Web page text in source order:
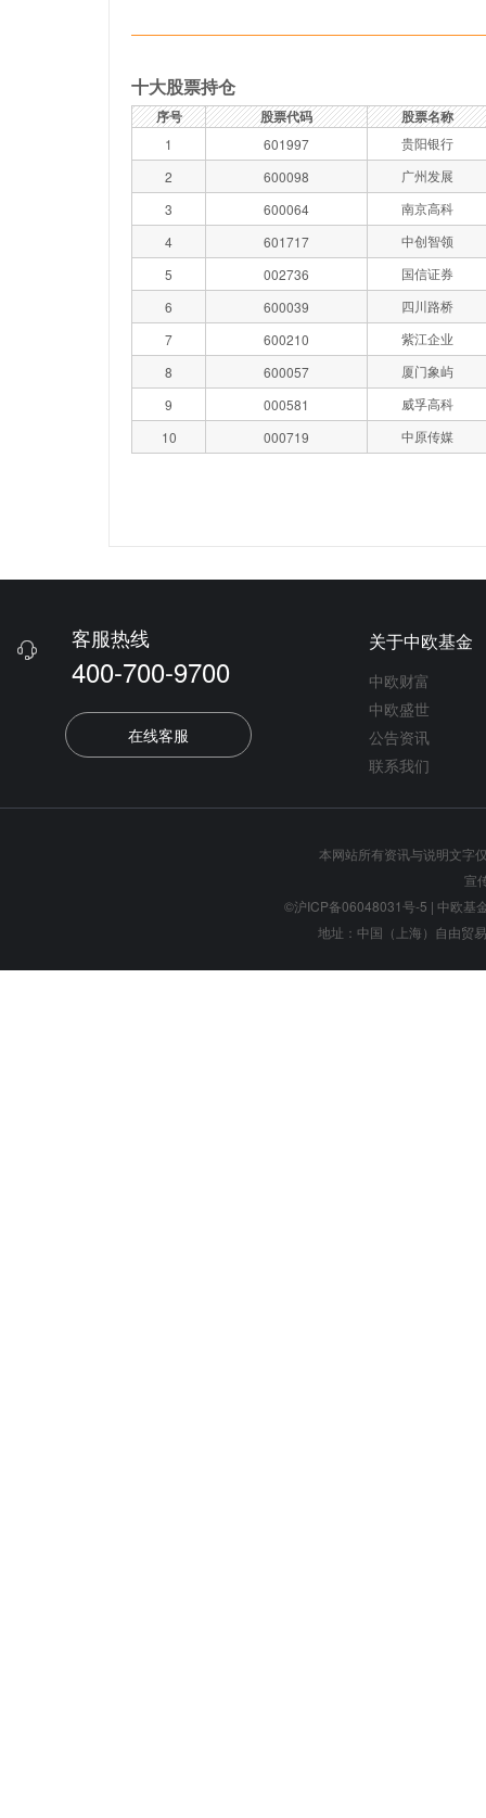
十大股票持仓
序号 股票代码 股票名称
1 601997
贵阳银行
2
600098
广州发展
3
600064
南京高科
4
601717
中创智领
5
002736
国信证券
6
600039
四川路桥
7
600210
紫江企业
8
600057
厦门象屿
9
000581
威孚高科
10
000719 中原传媒
 客服热线
400-700-9700
在线客服
关于中欧基金
中欧财富
中欧盛世
公告资讯
联系我们
本网站所有资讯与说明文字
宣
©沪ICP备06048031号-5 | 中欧基
地址：中国（上海）自由贸